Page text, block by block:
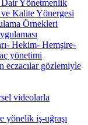
Yönetmenlik
ve Kalite Yönergesi
Örnekleri
Hekim- Hemşire-
yönetimi
eczacılar gözlemiyle
videolarla
yönelik iş-uğraşı